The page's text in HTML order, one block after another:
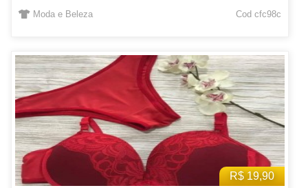
Moda e Beleza Cod cfc98c
R$ 19,90